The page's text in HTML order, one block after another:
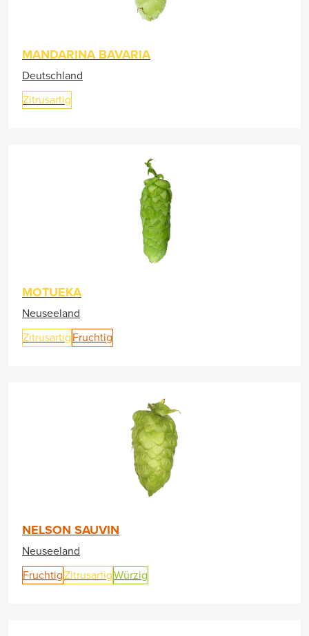
MANDARINA BAVARIA
Deutschland
Zitrusartig
MOTUEKA
Neuseeland
Zitrusartig Fruchtig
NELSON SAUVIN
Neuseeland
FruchtigZitrusartigWürzig